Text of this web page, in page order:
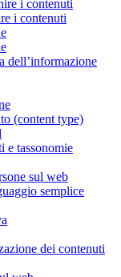
i contenuti
i contenuti
dell’informazione
(content type)
e tassonomie
sul web
semplice
dei contenuti